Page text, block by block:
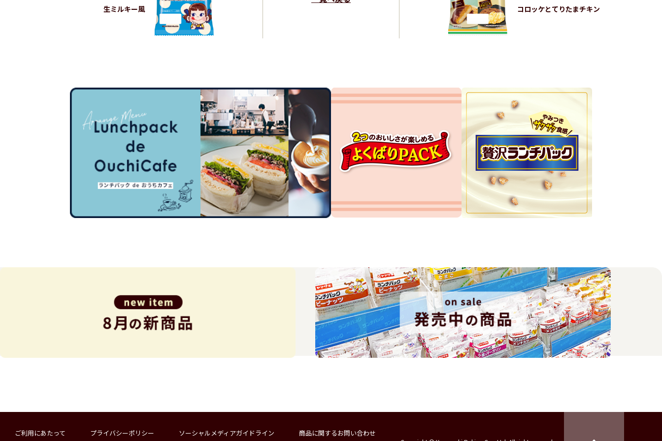
生ミルキー風 コロッケとてりたまチキン
ご利用にあたって プライバシーポリシー ソーシャルメディアガイドライン 商品に関するお問い合わせ